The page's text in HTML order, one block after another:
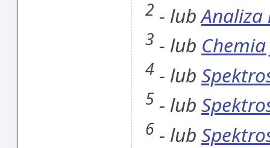
2 - lub
3 - lub
4 - lub
5 - lub
6 - lub